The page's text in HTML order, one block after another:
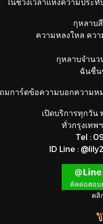
กุหลาบ
ความหลงใหล คว
กุหลาบจำนว
ฉันชื่น
มการ์ดข้อความบอกความห
เปิดบริการทุกวัน
ทั่วกรุงเทพ
Tel :
ID Line :
คลิ